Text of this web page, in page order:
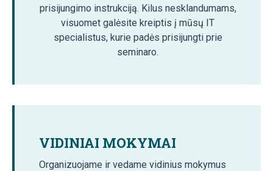
prisijungimo instrukciją. Kilus nesklandumams,
visuomet galėsite kreiptis į mūsų IT
specialistus, kurie padės prisijungti prie
seminaro.
VIDINIAI MOKYMAI
Organizuojame ir vedame vidinius mokymus